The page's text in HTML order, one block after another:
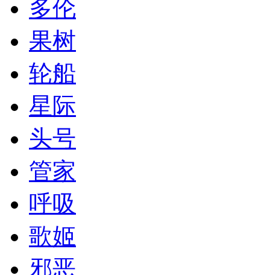
多伦
果树
轮船
星际
头号
管家
呼吸
歌姬
邪恶